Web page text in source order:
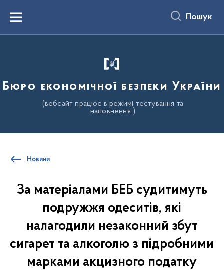
вмістуMenu Пошук
Бюро економічної безпеки України
(вебсайт працює в режимі тестування та
наповнення )
Новини
За матеріалами БЕБ судитимуть
подружжя одеситів, які
налагодили незаконний збут
сигарет та алкоголю з підробними
марками акцизного податку